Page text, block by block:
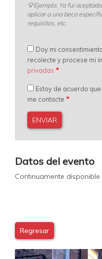
💡Ejemplo: Ya fui
aplicar a una beca
requisitos, etc.
Doy mi
recolecte y procese mi
privadas
Estoy de acuerdo
me contacte
Datos del evento
Continuamente disponible
Regresar
Image